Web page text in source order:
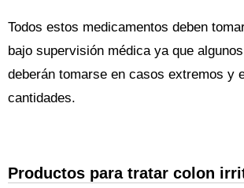
Todos estos medicamentos deben
bajo supervisión médica ya que
deberán tomarse en casos extremos y
cantidades.
Productos para tratar colon